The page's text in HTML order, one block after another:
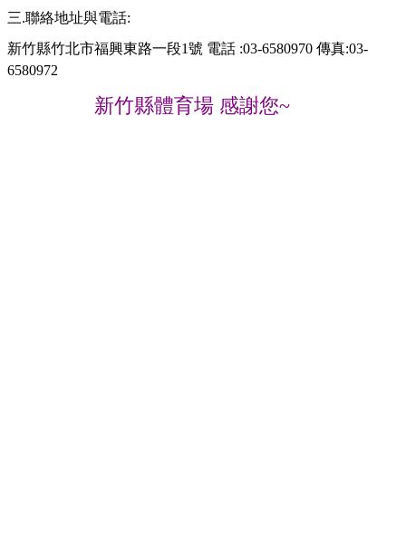
三.聯絡地址與電話:
新竹縣竹北市福興東路一段1號 電話 :03-6580970 傳真:03-
6580972
新竹縣體育場 感謝您~